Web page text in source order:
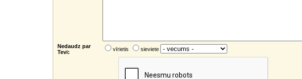
Nedaudz par
Tevi:
vīrietis sieviete